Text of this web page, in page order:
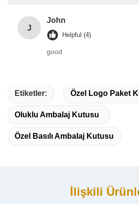
J
John
Helpful (4)
good
Etiketler: Özel Logo Paket
Oluklu Ambalaj Kutusu
Özel Basılı Ambalaj Kutusu
İlişkili